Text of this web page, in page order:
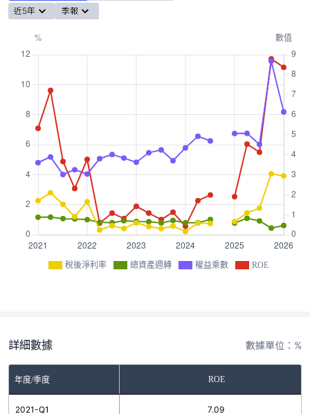
近5年
季報
稅後淨利率 總資產週轉 權益乘數 ROE
詳細數據 數據單位：%
年度/季度 ROE
2021-Q1 7.09